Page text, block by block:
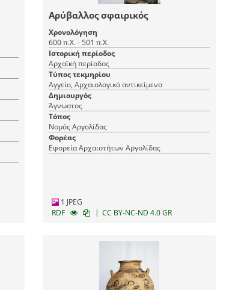
Αρύβαλλος σφαιρικός
Χρονολόγηση
600 π.Χ. - 501 π.Χ.
Ιστορική περίοδος
Αρχαϊκή περίοδος
Τύπος τεκμηρίου
Αγγείο, Αρχαιολογικό αντικείμενο
Δημιουργός
Άγνωστος
Τόπος
Νομός Αργολίδας
Φορέας
Εφορεία Αρχαιοτήτων Αργολίδας
1 JPEG
RDF
| CC BY-NC-ND 4.0 GR